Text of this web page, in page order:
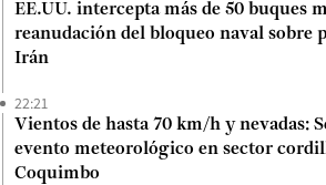
EE.UU. intercepta más de 50 buques
reanudación del bloqueo naval sobre
Irán
22:21
Vientos de hasta 70 km/h y nevadas:
evento meteorológico en sector
Coquimbo